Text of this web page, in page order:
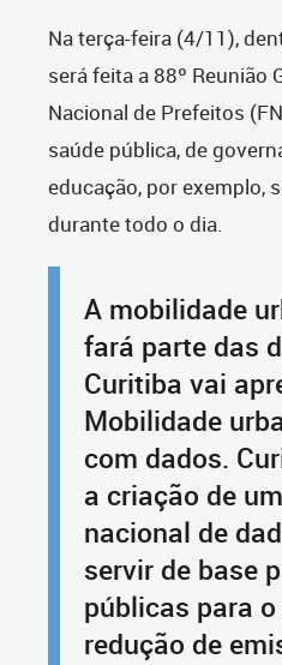
Na terça-feira (4/11),
será feita a 88º Reunião
Nacional de Prefeitos
saúde pública, de
educação, por exemplo,
durante todo o dia.
A mobilidade
fará parte das
Curitiba vai
Mobilidade
com dados.
a criação de
nacional de
servir de base
públicas para
redução de